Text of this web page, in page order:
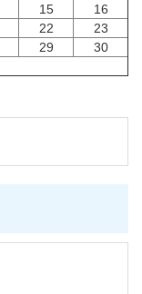
15
16
22
23
29
30